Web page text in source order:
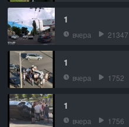
1
вчера 21347
1
вчера 1752
1
вчера 1756